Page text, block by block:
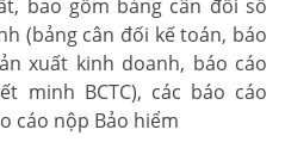
bao gồm bảng cân đối số
(bảng cân đối kế toán, báo
xuất kinh doanh, báo cáo
minh BCTC), các báo cáo
cáo nộp Bảo hiểm